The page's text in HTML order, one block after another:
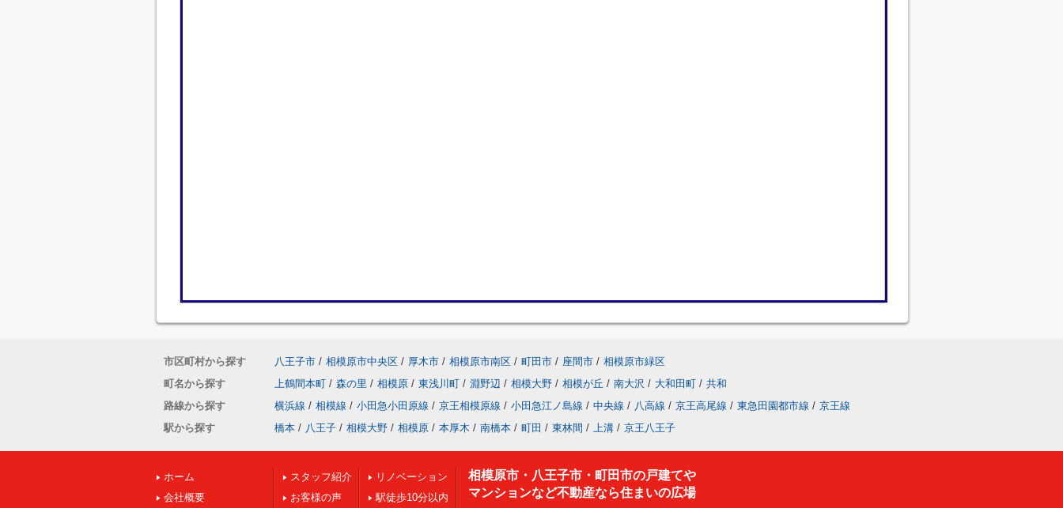
市区町村から探す 八王子市 / 相模原市中央区 / 厚木市 / 相模原市南区 / 町田市 / 座間市 / 相模原市緑区
町名から探す
上鶴間本町 / 森の里 / 相模原 / 東浅川町 / 淵野辺 / 相模大野 / 相模が丘 / 南大沢 / 大和田町 / 共和
路線から探す
横浜線 / 相模線 / 小田急小田原線 / 京王相模原線 / 小田急江ノ島線 / 中央線 / 八高線 / 京王高尾線 / 東急田園都市線 / 京王線
駅から探す
橋本 / 八王子 / 相模大野 / 相模原 / 本厚木 / 南橋本 / 町田 / 東林間 / 上溝 / 京王八王子
ホーム
会社概要
スタッフ紹介
お客様の声
リノベーション
駅徒歩10分以内
相模原市・八王子市・町田市の戸建てや
マンションなど不動産なら住まいの広場